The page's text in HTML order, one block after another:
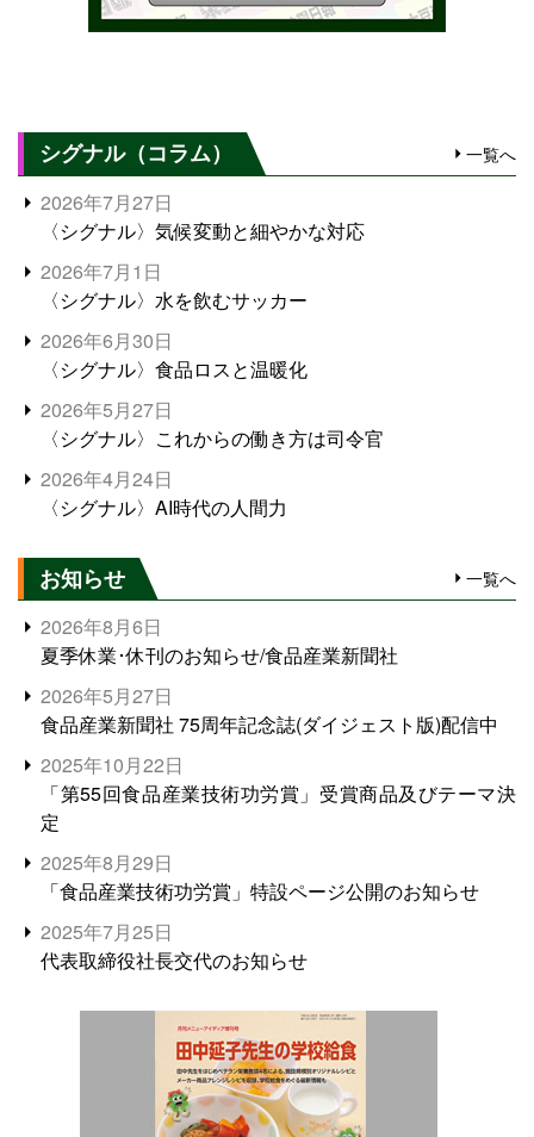
シグナル（コラム） 一覧へ
2026年7月27日
〈シグナル〉気候変動と細やかな対応
2026年7月1日
〈シグナル〉水を飲むサッカー
2026年6月30日
〈シグナル〉食品ロスと温暖化
2026年5月27日
〈シグナル〉これからの働き方は司令官
2026年4月24日
〈シグナル〉AI時代の人間力
お知らせ 一覧へ
2026年8月6日
夏季休業･休刊のお知らせ/食品産業新聞社
2026年5月27日
食品産業新聞社 75周年記念誌(ダイジェスト版)配信中
2025年10月22日
「第55回食品産業技術功労賞」受賞商品及びテーマ決
定
2025年8月29日
「食品産業技術功労賞」特設ページ公開のお知らせ
2025年7月25日
代表取締役社長交代のお知らせ